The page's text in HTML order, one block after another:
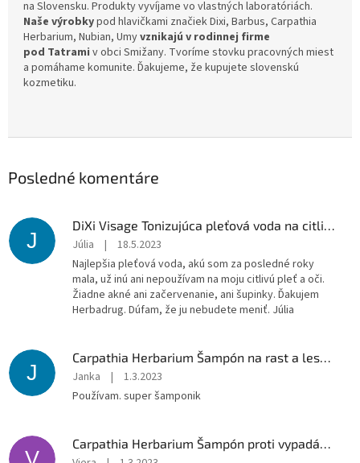
na Slovensku. Produkty vyvíjame vo vlastných laboratóriách.
Naše výrobkypod hlavičkami značiek Dixi, Barbus, Carpathia
Herbarium, Nubian, Umyvznikajú v rodinnej firme
pod Tatrami v obci Smižany. Tvoríme stovku pracovných miest
a pomáhame komunite. Ďakujeme, že kupujete slovenskú
kozmetiku.
Posledné komentáre
J
DiXi Visage Tonizujúca pleťová voda na citlivú pleť 200 ml
Júlia |
18.5.2023
Najlepšia pleťová voda, akú som za posledné roky
mala, už inú ani nepoužívam na moju citlivú pleť a oči.
Žiadne akné ani začervenanie, ani šupinky. Ďakujem
Herbadrug. Dúfam, že ju nebudete meniť. Júlia
J
Carpathia Herbarium Šampón na rast a lesk vlasov 350ml
Janka |
1.3.2023
Používam. super šamponik
Carpathia Herbarium Šampón proti vypadávaniu vlasov 350ml